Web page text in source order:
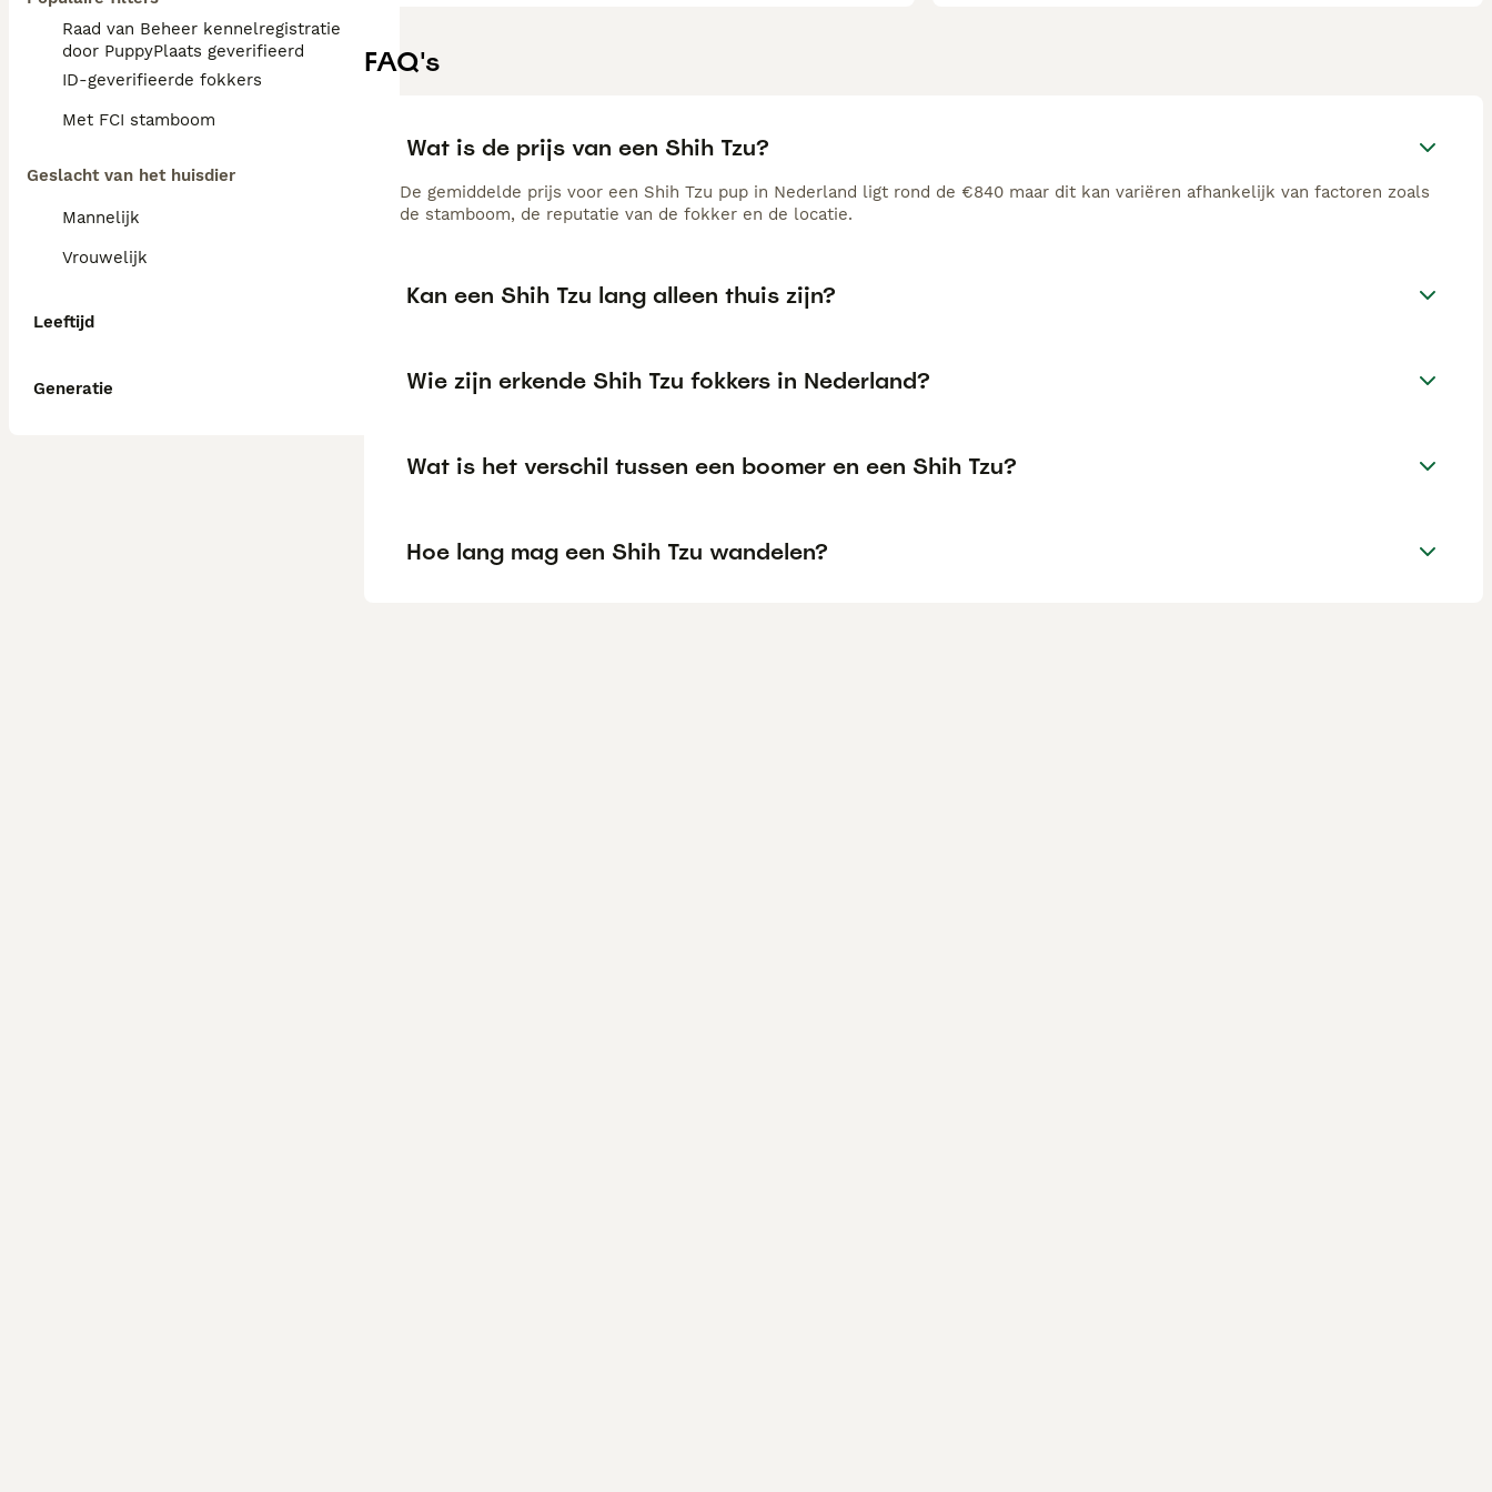
Raad van Beheer kennelregistratie
door PuppyPlaats geverifieerd
ID-geverifieerde fokkers
Met FCI stamboom
Geslacht van het huisdier
Mannelijk
Vrouwelijk
Leeftijd
Generatie
FAQ's
Wat is de prijs van een Shih Tzu?
De gemiddelde prijs voor een Shih Tzu pup in Nederland ligt rond de €840 maar dit kan variëren afhankelijk van factoren zoals
de stamboom, de reputatie van de fokker en de locatie.
Kan een Shih Tzu lang alleen thuis zijn?
Wie zijn erkende Shih Tzu fokkers in Nederland?
Wat is het verschil tussen een boomer en een Shih Tzu?
Hoe lang mag een Shih Tzu wandelen?